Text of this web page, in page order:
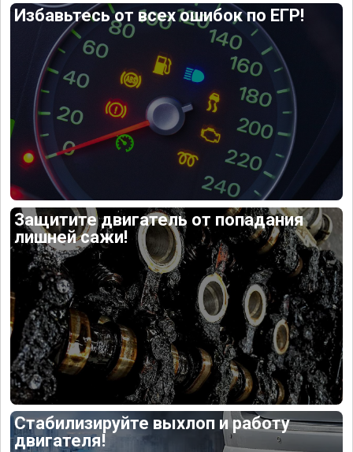
Избавьтесь от всех ошибок по ЕГР!
Защитите двигатель от попадания
лишней сажи!
Стабилизируйте выхлоп и работу
двигателя!